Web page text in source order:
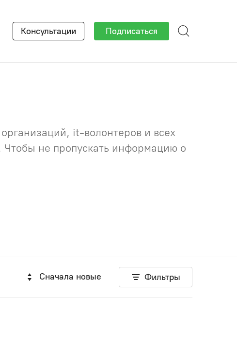
Консультации Подписаться
it-волонтеров и всех
Чтобы не пропускать информацию о
Сначала новые Фильтры